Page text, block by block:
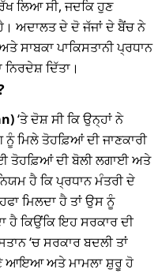
ਲਿਆ ਸੀ, ਜਦਕਿ ਹੁਣ
ਅਦਾਲਤ ਦੇ ਦੋ ਜੱਜਾਂ ਦੇ ਬੈਂਚ ਨੇ
ਸਾਬਕਾ ਪਾਕਿਸਤਾਨੀ ਪ੍ਰਧਾਨ
ਦਿੱਤਾ।
‘ਤੇ ਦੋਸ਼ ਸੀ ਕਿ ਉਨ੍ਹਾਂ ਨੇ
ਨੂੰ ਮਿਲੇ ਤੋਹਫ਼ਿਆਂ ਦੀ ਜਾਣਕਾਰੀ
ਤੋਹਫ਼ਿਆਂ ਦੀ ਬੋਲੀ ਲਗਾਈ ਅਤੇ
ਹੈ ਕਿ ਪ੍ਰਧਾਨ ਮੰਤਰੀ ਦੇ
ਮਿਲਦਾ ਹੈ ਤਾਂ ਉਸ ਨੂੰ
ਹੈ ਕਿਉਂਕਿ ਇਹ ਸਰਕਾਰ ਦੀ
‘ਚ ਸਰਕਾਰ ਬਦਲੀ ਤਾਂ
ਆਇਆ ਅਤੇ ਮਾਮਲਾ ਸ਼ੁਰੂ ਹੋ